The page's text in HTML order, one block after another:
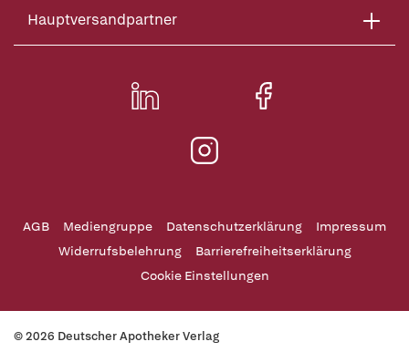
Hauptversandpartner
AGB Mediengruppe Datenschutzerklärung
Impressum
Widerrufsbelehrung
Barrierefreiheitserklärung
Cookie Einstellungen
© 2026 Deutscher Apotheker Verlag